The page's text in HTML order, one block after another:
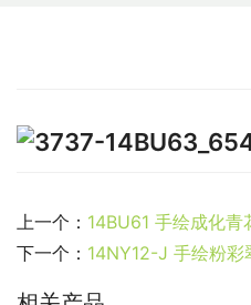
上一个： 14BU61 手绘成化
下一个： 14NY12-J 手绘粉彩